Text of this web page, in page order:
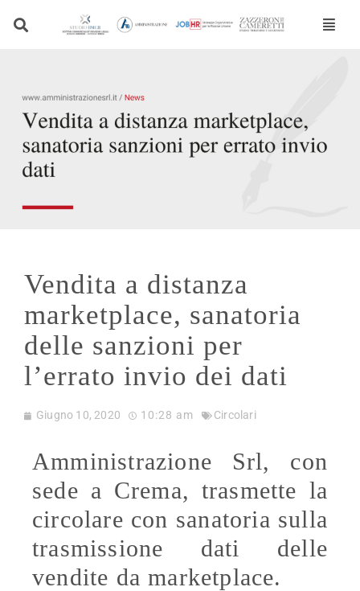
Vendita a distanza
marketplace, sanatoria
delle sanzioni per
l’errato invio dei dati
Giugno 10, 2020 10:28 am Circolari
Amministrazione Srl, con
sede a Crema, trasmette la
circolare con sanatoria sulla
trasmissione dati delle
vendite da marketplace.